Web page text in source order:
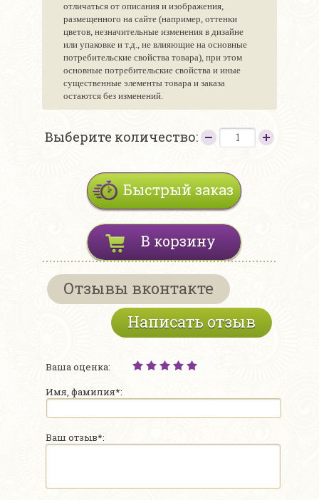
отличаться от описания и изображения,
размещенного на сайте (например, оттенки
цветов, незначительные изменения в дизайне
или упаковке и т.д., не влияющие на основные
потребительские свойства товара), при этом
основные потребительские свойства и иные
существенные элементы товара и заказа
остаются без изменений.
Выберите количество:
Быстрый заказ
В корзину
Отзывы вконтакте
Написать отзыв
Ваша оценка:
Имя, фамилия*:
Ваш отзыв*: